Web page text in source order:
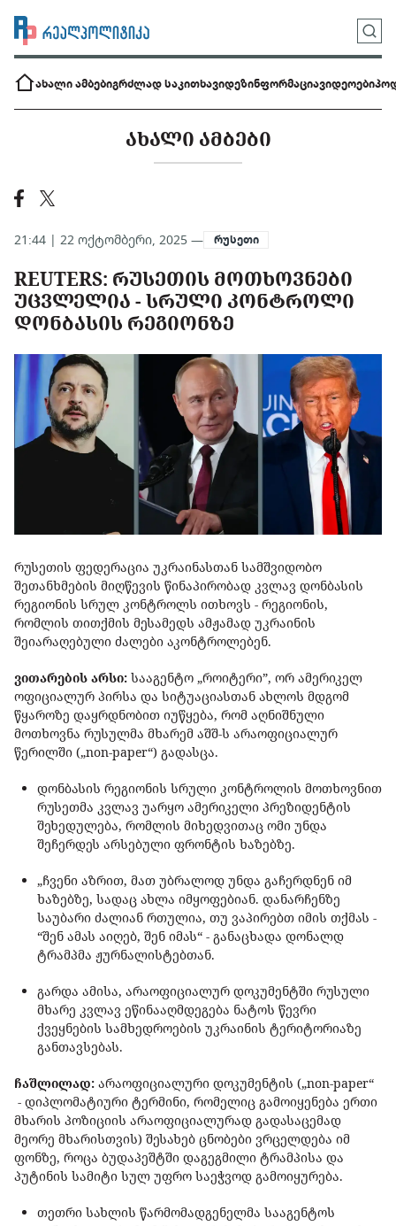
ახალი ამბებიგრძლად საკითხავიდეზინფორმაციავიდეოები
ᲐᲮᲐᲚᲘ ᲐᲛᲑᲔᲑᲘ
21:44 | 22 ოქტომბერი, 2025 — რუსეთი
REUTERS: ᲠᲣᲡᲔᲗᲘᲡ ᲛᲝᲗᲮᲝᲕᲜᲔᲑᲘ
ᲣᲪᲕᲚᲔᲚᲘᲐ - ᲡᲠᲣᲚᲘ ᲙᲝᲜᲢᲠᲝᲚᲘ
ᲓᲝᲜᲑᲐᲡᲘᲡ ᲠᲔᲒᲘᲝᲜᲖᲔ
რუსეთის ფედერაცია უკრაინასთან სამშვიდობო
შეთანხმების მიღწევის წინაპირობად კვლავ დონბასის
რეგიონის სრულ კონტროლს ითხოვს - რეგიონის,
რომლის თითქმის მესამედს ამჟამად უკრაინის
შეიარაღებული ძალები აკონტროლებენ.
ვითარების არსი: სააგენტო „როიტერი”, ორ ამერიკელ
ოფიციალურ პირსა და სიტუაციასთან ახლოს მდგომ
წყაროზე დაყრდნობით იუწყება, რომ აღნიშნული
მოთხოვნა რუსულმა მხარემ აშშ-ს არაოფიციალურ
წერილში („non-paper“) გადასცა.
დონბასის რეგიონის სრული კონტროლის მოთხოვნით
რუსეთმა კვლავ უარყო ამერიკელი პრეზიდენტის
შეხედულება, რომლის მიხედვითაც ომი უნდა
შეჩერდეს არსებული ფრონტის ხაზებზე.
„ჩვენი აზრით, მათ უბრალოდ უნდა გაჩერდნენ იმ
ხაზებზე, სადაც ახლა იმყოფებიან. დანარჩენზე
საუბარი ძალიან რთულია, თუ ვაპირებთ იმის თქმას -
“შენ ამას აიღებ, შენ იმას“ - განაცხადა დონალდ
ტრამპმა ჟურნალისტებთან.
გარდა ამისა, არაოფიციალურ დოკუმენტში რუსული
მხარე კვლავ ეწინააღმდეგება ნატოს წევრი
ქვეყნების სამხედროების უკრაინის ტერიტორიაზე
განთავსებას.
ჩაშლილად: არაოფიციალური დოკუმენტის („non-paper“
- დიპლომატიური ტერმინი, რომელიც გამოიყენება ერთი
მხარის პოზიციის არაოფიციალურად გადასაცემად
მეორე მხარისთვის) შესახებ ცნობები ვრცელდება იმ
ფონზე, როცა ბუდაპეშტში დაგეგმილი ტრამპისა და
პუტინის სამიტი სულ უფრო საეჭვოდ გამოიყურება.
თეთრი სახლის წარმომადგენელმა სააგენტოს